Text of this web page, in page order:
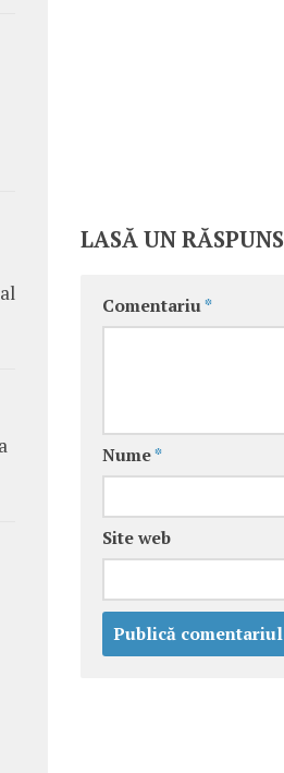
LASĂ UN RĂSPUNS
Comentariu*
Nume*
Site web